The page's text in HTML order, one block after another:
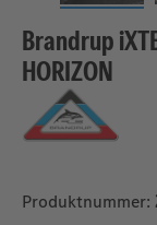
Brandrup
HORIZON
Produktnummer: